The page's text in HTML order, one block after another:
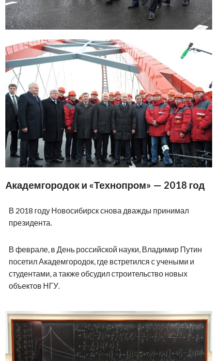
Академгородок и «Технопром» — 2018 год
В 2018 году Новосибирск снова дважды принимал
президента.
В феврале, в День российской науки, Владимир Путин
посетил Академгородок, где встретился с учеными и
студентами, а также обсудил строительство новых
объектов НГУ.